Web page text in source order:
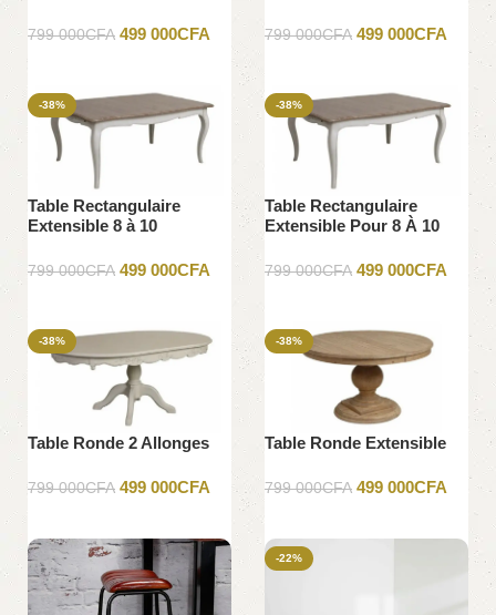
799 000CFA 499 000CFA 799 000CFA 499 000CFA
-38%
Table Rectangulaire
Extensible 8 à 10
799 000CFA 499 000CFA
-38%
Table Rectangulaire
Extensible Pour 8 À 10
799 000CFA 499 000CFA
-38%
Table Ronde 2 Allonges
799 000CFA 499 000CFA
-38%
Table Ronde Extensible
799 000CFA 499 000CFA
-22%